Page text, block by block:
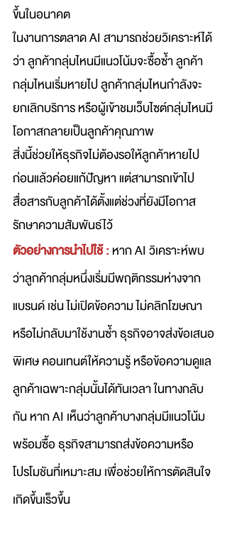
ขึ้นในอนาคต
ในงานการตลาด AI สามารถช่วยวิเคราะห์ได้
ว่า ลูกค้ากลุ่มไหนมีแนวโน้มจะซื้อซ้ำ ลูกค้า
กลุ่มไหนเริ่มหายไป ลูกค้ากลุ่มไหนกำลังจะ
ยกเลิกบริการ หรือผู้เข้าชมเว็บไซต์กลุ่มไหนมี
โอกาสกลายเป็นลูกค้าคุณภาพ
สิ่งนี้ช่วยให้ธุรกิจไม่ต้องรอให้ลูกค้าหายไป
ก่อนแล้วค่อยแก้ปัญหา แต่สามารถเข้าไป
สื่อสารกับลูกค้าได้ตั้งแต่ช่วงที่ยังมีโอกาส
รักษาความสัมพันธ์ไว้
ตัวอย่างการนำไปใช้ :หาก AI วิเคราะห์พบ
ว่าลูกค้ากลุ่มหนึ่งเริ่มมีพฤติกรรมห่างจาก
แบรนด์ เช่น ไม่เปิดข้อความ ไม่คลิกโฆษณา
หรือไม่กลับมาใช้งานซ้ำ ธุรกิจอาจส่งข้อเสนอ
พิเศษ คอนเทนต์ให้ความรู้ หรือข้อความดูแล
ลูกค้าเฉพาะกลุ่มนั้นได้ทันเวลา ในทางกลับ
กัน หาก AI เห็นว่าลูกค้าบางกลุ่มมีแนวโน้ม
พร้อมซื้อ ธุรกิจสามารถส่งข้อความหรือ
โปรโมชันที่เหมาะสม เพื่อช่วยให้การตัดสินใจ
เกิดขึ้นเร็วขึ้น